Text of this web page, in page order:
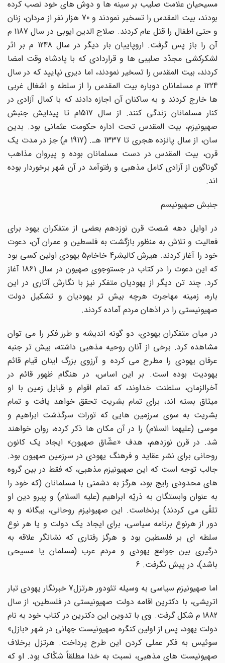
مسیحیان علامت صلیب بر سینه ها و دوش هاى خود نصب کرده
بودند، بیت المقدس را تسخیر نمودند و 70 هزار نفر از مردان، زنان
و حتى اطفال را قتل عام کردند. صلاح الدین ایوبى در سال 1187 م
آن را باز پس گرفت. اروپاییان بار دیگر در سال 1248 م بر اثر
لشکرکشى مجدّد صلیبى ها و قراردادى که با پادشاه وقت امضا
کردند، بیت المقدس را تسخیر نمودند، اما دیرى نپایید که در سال
1224 م مسلمانان دوباره بیت المقدس را از سلطه و اشغال غربى
ها خارج کردند و به ساکنان آن اجازه دادند که با کمال آزادى در
کنار مسلمانان زندگى کنند. از سال 1517م تا پیدایش جنبش
صهیونیزم، بیت المقدس تحت اداره حکومت عثمانى بود. بدین
سان، از سال پانزده هجرى تا 1337 هـ. (1917 م) جز در مدت یک
قرن، بیت المقدس در دست مسلمانان بوده و پیروان مذاهب
گوناگون از آزادى کامل مذهبى و رفتوآمد در آن شهر برخوردار بوده
اند.
جنبش صهیونیسم
در اوایل دهه شصت قرن نوزدهم بعضى از متفکران یهود براى
فعالیت و تلاش به منظور بازگشت به فلسطین و عمران آن، دعوت
خود را آغاز کردند. هیرش کالیشر4 خاخام5 یهودى اولین کسى بود
که این دعوت را در کتاب در جستوجوى صهیون در سال 1861 آغاز
کرد. چند تن دیگر از یهودیان متفکر نیز با نگارش آثارى در این
باره، زمینه مهاجرت هرچه بیش تر یهودیان و تشکیل دولت
صهیونیستى را در اذهان مردم آماده کردند.
در میان متفکران یهودى، دو گونه اندیشه و طرز فکر را مى توان
مشاهده کرد. برخى از آنان روحیه مذهبى داشته، بیش تر جنبه
عرفان یهودى را مطرح مى کرده و آرزوى بزرگ اینان قیام قائم
یهودیت بوده است. بر این اساس، در هنگام ظهور قائم در
آخرالزمان، سلطنت خداوند، که تمام اقوام و قبایل زمین با او
میثاق بسته اند، براى تمام بشریت تحقق خواهد یافت و تمام
بشریت به سوى سرزمین هایى که تورات سرگذشت ابراهیم و
موسى (علیهما السلام) را در آن مکان ها ذکر کرده، روان خواهند
شد. در قرن نوزدهم، هدف «عشّاق صهیون» ایجاد یک کانون
روحانى براى نشر عقاید و فرهنگ یهودى در سرزمین صهیون بود.
جالب توجه است که این صهیونیزم مذهبى، که فقط در بین گروه
هاى محدودى رایج بود، هرگز به دشمنى با مسلمانان (که خود را
به عنوان وابستگان به ذریّه ابراهیم (علیه السلام) و پیرو دین او
تلقّى مى کردند) برنخاست. این صهیونیزم روحانى، بیگانه و به
دور از هرنوع برنامه سیاسى، براى ایجاد یک دولت و یا هر نوع
سلطه اى بر فلسطین بود و هرگز رفتارى که نشانگر علاقه به
درگیرى بین جوامع یهودى و مردم عرب (مسلمان یا مسیحى
باشد)، در پیش نگرفت. 6
اما صهیونیزم سیاسى به وسیله تئودور هرتزل7 خبرنگار یهودى تبار
اتریشى، با دکترین اقامه دولت صهیونیستى در فلسطین، از سال
1882 م شکل گرفت. وى با تدوین این دکترین در کتاب خود به نام
دولت یهود، پس از اولین کنگره صهیونیست جهانى در شهر «بازل»
سوئیس به فکر عملى کردن این طرح پرداخت. هرتزل برخلاف
صهیونیست هاى مذهبى، نسبت به خدا مطلقاً شکّاک بود. او که